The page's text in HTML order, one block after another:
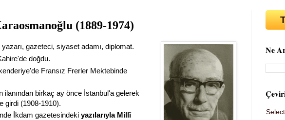
(1889-1974)
gazeteci, siyaset adamı, diplomat.
doğdu.
Fransız Frerler Mektebinde
ilanından birkaç ay önce İstanbul'a gelerek
girdi (1908-1910).
İkdam gazetesindeki yazılarıyla Millî
Ne